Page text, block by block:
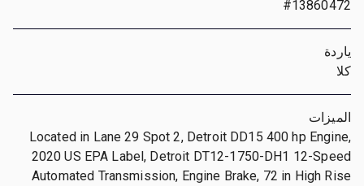
#13860472
ياردة
كلا
الميزات
Located in Lane 29 Spot 2, Detroit DD15 400 hp Engine,
2020 US EPA Label, Detroit DT12-1750-DH1 12-Speed
Automated Transmission, Engine Brake, 72 in High Rise